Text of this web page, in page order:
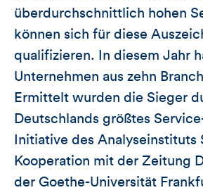
überdurchschnittlich hohen
können sich für diese
qualifizieren. In diesem Jahr
Unternehmen aus zehn
Ermittelt wurden die Sieger
Deutschlands größtes
Initiative des Analyseinstituts
Kooperation mit der Zeitung
der Goethe-Universität